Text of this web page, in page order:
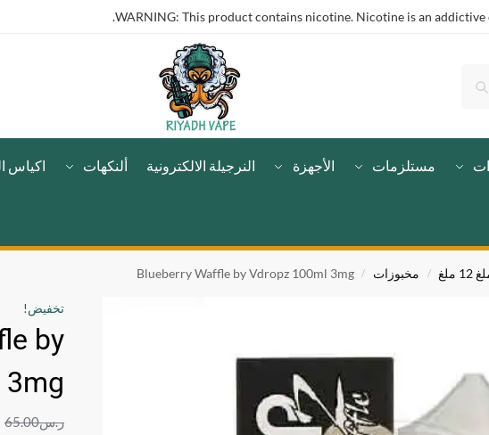
WARNING: This product contains nicotine. Nicotine is an addictive
مستلزمات الأجهزة النرجيلة الالكترونية ألنكهات اكياس
/ مخبوزات /
Blueberry Waffle by Vdropz 100ml 3mg
تخفيض!
by
ر.س65.00